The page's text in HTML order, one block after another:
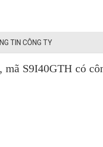
TIN CÔNG TY
S9I40GTH có